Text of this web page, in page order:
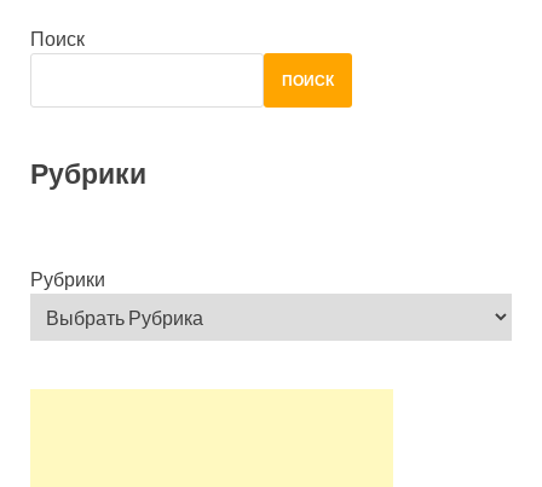
Поиск
ПОИСК
Рубрики
Рубрики